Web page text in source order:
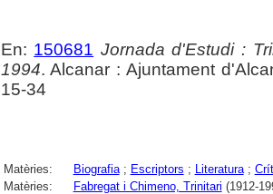
En: 150681 Jornada d'Estudi :
1994. Alcanar : Ajuntament
15-34
Matèries: Biografia; Escriptors ; Literatura;
Matèries:
Fabregat i Chimeno, Trinitari (1912-